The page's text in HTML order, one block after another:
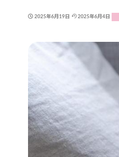
2025年6月19日 2025年6月4日